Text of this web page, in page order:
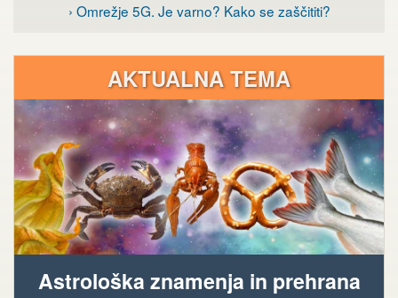
› Omrežje 5G. Je varno? Kako se zaščititi?
AKTUALNA TEMA
Astrološka znamenja in prehrana